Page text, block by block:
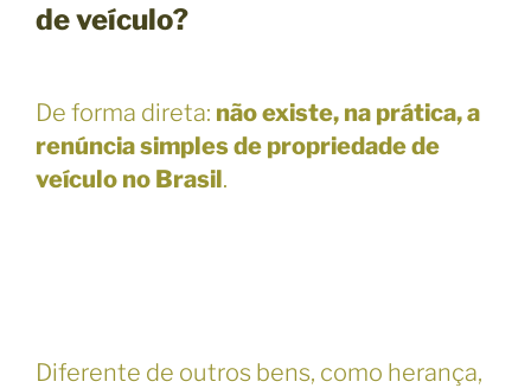
de veículo?
De forma direta: não existe, na prática, a
renúncia simples de propriedade de
veículo no Brasil.
Diferente de outros bens, como herança,